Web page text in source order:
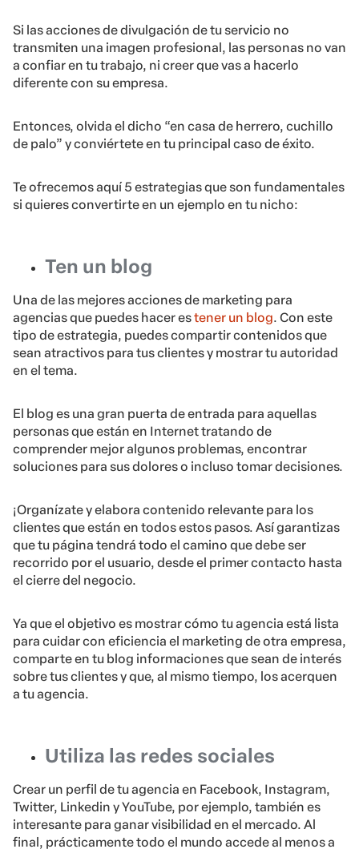
Si las acciones de divulgación de tu servicio no
transmiten una imagen profesional, las personas no van
a confiar en tu trabajo, ni creer que vas a hacerlo
diferente con su empresa.
Entonces, olvida el dicho “en casa de herrero, cuchillo
de palo” y conviértete en tu principal caso de éxito.
Te ofrecemos aquí 5 estrategias que son fundamentales
si quieres convertirte en un ejemplo en tu nicho:
Ten un blog
Una de las mejores acciones de marketing para
agencias que puedes hacer estener un blog. Con este
tipo de estrategia, puedes compartir contenidos que
sean atractivos para tus clientes y mostrar tu autoridad
en el tema.
El blog es una gran puerta de entrada para aquellas
personas que están en Internet tratando de
comprender mejor algunos problemas, encontrar
soluciones para sus dolores o incluso tomar decisiones.
¡Organízate y elabora contenido relevante para los
clientes que están en todos estos pasos. Así garantizas
que tu página tendrá todo el camino que debe ser
recorrido por el usuario, desde el primer contacto hasta
el cierre del negocio.
Ya que el objetivo es mostrar cómo tu agencia está lista
para cuidar con eficiencia el marketing de otra empresa,
comparte en tu blog informaciones que sean de interés
sobre tus clientes y que, al mismo tiempo, los acerquen
a tu agencia.
Utiliza las redes sociales
Crear un perfil de tu agencia en Facebook, Instagram,
Twitter, Linkedin y YouTube, por ejemplo, también es
interesante para ganar visibilidad en el mercado. Al
final, prácticamente todo el mundo accede al menos a